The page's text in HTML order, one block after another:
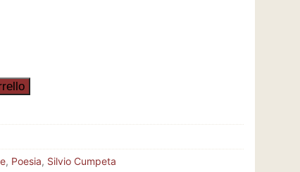
, Poesia, Silvio Cumpeta